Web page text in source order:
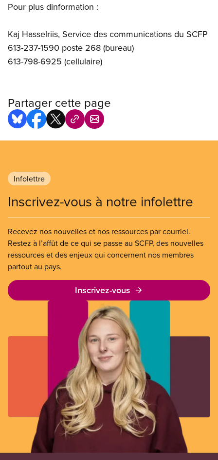
Pour plus dinformation :
Kaj Hasselriis, Service des communications du SCFP
613-237-1590 poste 268 (bureau)
613-798-6925 (cellulaire)
Partager cette page
Infolettre
Inscrivez-vous à notre infolettre
Recevez nos nouvelles et nos ressources par courriel.
Restez à l’affût de ce qui se passe au SCFP, des nouvelles
ressources et des enjeux qui concernent nos membres
partout au pays.
Inscrivez-vous